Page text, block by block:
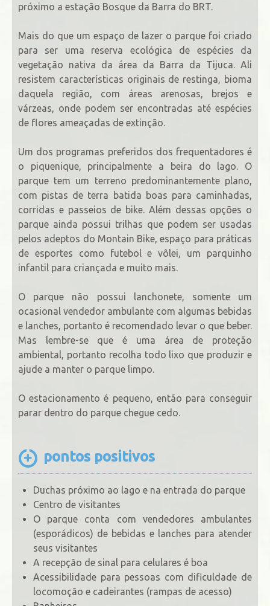
próximo a estação Bosque da Barra do BRT.
Mais do que um espaço de lazer o parque foi criado
para ser uma reserva ecológica de espécies da
vegetação nativa da área da Barra da Tijuca. Ali
resistem características originais de restinga, bioma
daquela região, com áreas arenosas, brejos e
várzeas, onde podem ser encontradas até espécies
de flores ameaçadas de extinção.
Um dos programas preferidos dos frequentadores é
o piquenique, principalmente a beira do lago. O
parque tem um terreno predominantemente plano,
com pistas de terra batida boas para caminhadas,
corridas e passeios de bike. Além dessas opções o
parque ainda possui trilhas que podem ser usadas
pelos adeptos do Montain Bike, espaço para práticas
de esportes como futebol e vôlei, um parquinho
infantil para criançada e muito mais.
O parque não possui lanchonete, somente um
ocasional vendedor ambulante com algumas bebidas
e lanches, portanto é recomendado levar o que beber.
Mas lembre-se que é uma área de proteção
ambiental, portanto recolha todo lixo que produzir e
ajude a manter o parque limpo.
O estacionamento é pequeno, então para conseguir
parar dentro do parque chegue cedo.
pontos positivos
Duchas próximo ao lago e na entrada do parque
Centro de visitantes
O parque conta com vendedores ambulantes
(esporádicos) de bebidas e lanches para atender
seus visitantes
A recepção de sinal para celulares é boa
Acessibilidade para pessoas com dificuldade de
locomoção e cadeirantes (rampas de acesso)